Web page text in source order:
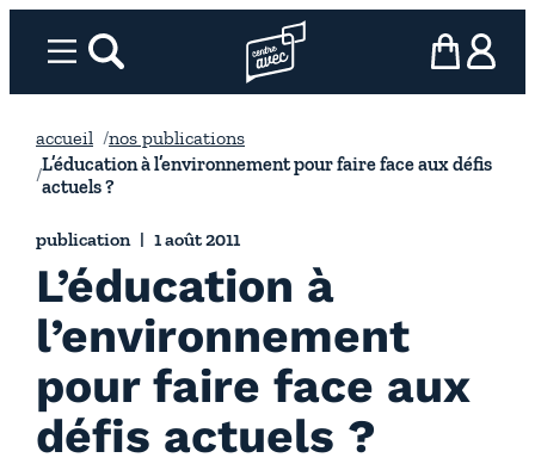
Menurechercher Page d’accueil l’association
mon panier
ma
accueil
nos publications
L’éducation à l’environnement pour faire face aux défis
actuels ?
publication 1 août 2011
L’éducation à
l’environnement
pour faire face aux
défis actuels ?